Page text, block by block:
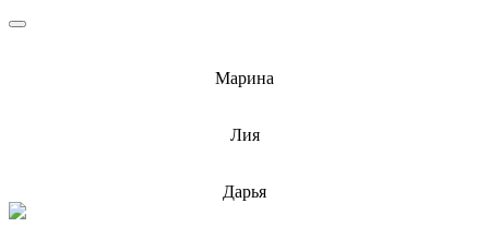
Марина
Лия
Дарья